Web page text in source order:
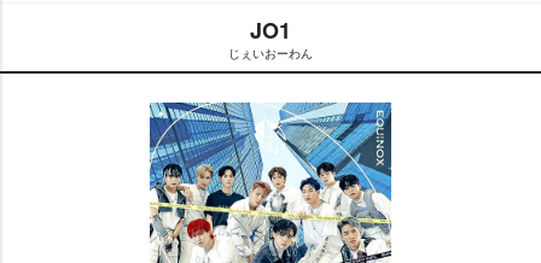
JO1
じぇいおーわん